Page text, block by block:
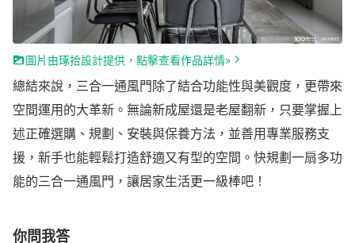
圖片由琢拾設計提供，點擊查看作品詳情»
總結來說，三合一通風門除了結合功能性與美觀度，更帶來
空間運用的大革新。無論新成屋還是老屋翻新，只要掌握上
述正確選購、規劃、安裝與保養方法，並善用專業服務支
援，新手也能輕鬆打造舒適又有型的空間。快規劃一扇多功
能的三合一通風門，讓居家生活更一級棒吧！
你問我答